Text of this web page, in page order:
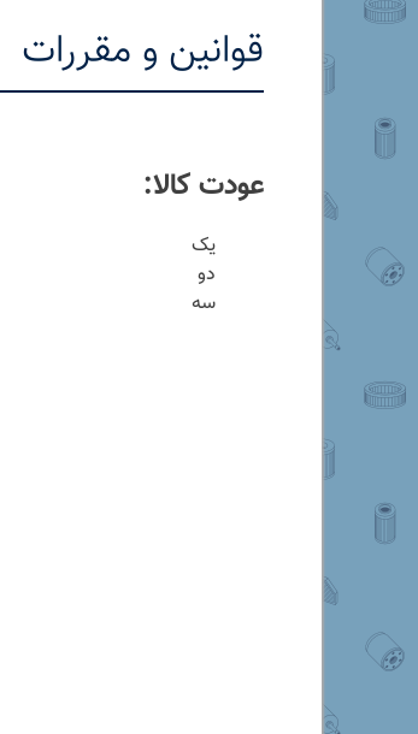
قوانین و مقررات
عودت کالا:
یک
دو
سه